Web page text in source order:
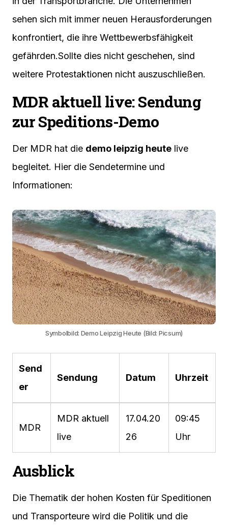
sehen sich mit immer neuen Herausforderungen
konfrontiert, die ihre Wettbewerbsfähigkeit
gefährden.Sollte dies nicht geschehen, sind
weitere Protestaktionen nicht auszuschließen.
MDR aktuell live: Sendung
zur Speditions-Demo
Der MDR hat die demo leipzig heute live
begleitet. Hier die Sendetermine und
Informationen:
Symbolbild: Demo Leipzig Heute (Bild: Picsum)
Send
er
Sendung Datum Uhrzeit
MDR
MDR aktuell
live
17.04.20
26
09:45
Uhr
Ausblick
Die Thematik der hohen Kosten für Speditionen
und Transporteure wird die Politik und die